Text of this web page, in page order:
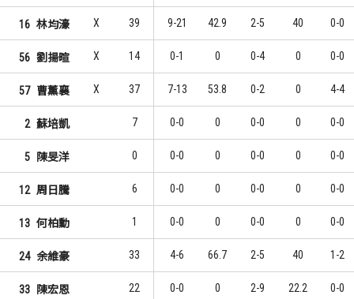
2 鄭宇峻 10
3 5
1 林奇翰 5
3 1
16 林均濠 X 39 9-21 42.9 2-5 40 0-0
56 劉揚暄 X 14 0-1 0 0-4 0 0-0
57 曹薰襄 X 37 7-13 53.8 0-2 0 4-4
2 蘇培凱 7 0-0 0 0-0 0 0-0
5 陳旻洋 0 0-0 0 0-0 0 0-0
12 周日騰 6 0-0 0 0-0 0 0-0
13 何柏勳 1 0-0 0 0-0 0 0-0
24 余維豪 33 4-6 66.7 2-5 40 1-2
33 陳宏恩 22 0-0 0 2-9 22.2 0-0